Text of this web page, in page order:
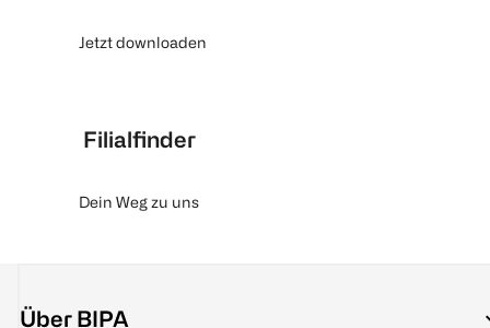
Jetzt downloaden
Filialfinder
Dein Weg zu uns
Über BIPA